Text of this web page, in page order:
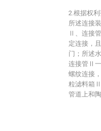
2.根据权
所述连接
Ⅱ、连接
定连接，
门；所述
连接管Ⅱ
螺纹连接
粒滤料箱
管道上和